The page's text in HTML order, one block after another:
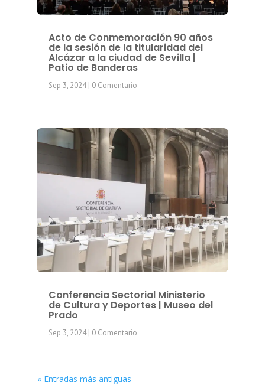
Acto de Conmemoración 90 años
de la sesión de la titularidad del
Alcázar a la ciudad de Sevilla |
Patio de Banderas
Sep 3, 2024| 0 Comentario
Conferencia Sectorial Ministerio
de Cultura y Deportes | Museo del
Prado
Sep 3, 2024| 0 Comentario
« Entradas más antiguas